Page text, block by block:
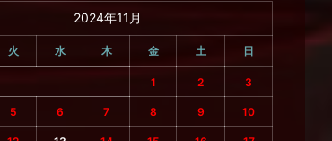
2024年11月
火 水 木 金 土 日
1 2 3
5 6 7 8 9 10